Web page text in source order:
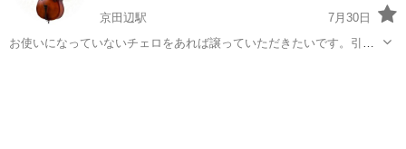
京田辺駅
7月30日
お使いになっていないチェロをあれば譲っていただきたいです。引き